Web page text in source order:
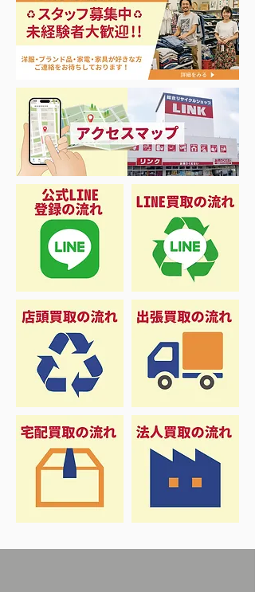
ナイキ＆X-Girl 衣料＆ス
ニーカー大量入荷